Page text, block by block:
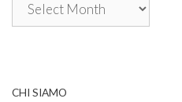
CHI SIAMO